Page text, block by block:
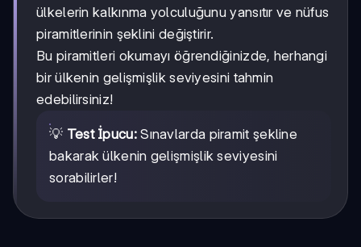
ülkelerin kalkınma yolculuğunu yansıtır ve nüfus
piramitlerinin şeklini değiştirir.
Bu piramitleri okumayı öğrendiğinizde, herhangi
bir ülkenin gelişmişlik seviyesini tahmin
edebilirsiniz!
💡 Test İpucu:Sınavlarda piramit şekline
bakarak ülkenin gelişmişlik seviyesini
sorabilirler!